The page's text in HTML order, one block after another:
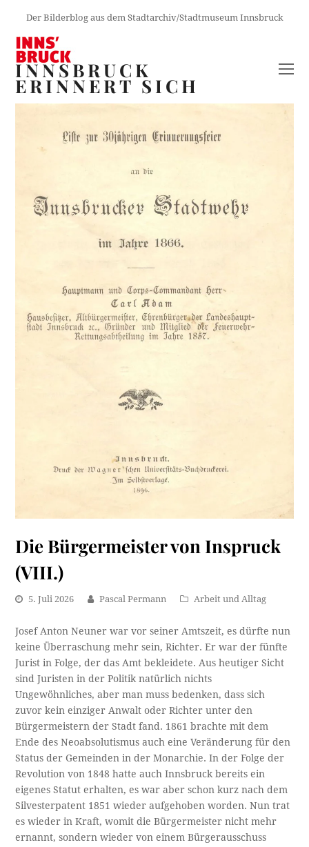
Der Bilderblog aus dem Stadtarchiv/Stadtmuseum Innsbruck
INNSBRUCK
ERINNERT SICH
Die Bürgermeister von Inspruck
(VIII.)
5. Juli 2026 Pascal Permann Arbeit und Alltag
Josef Anton Neuner war vor seiner Amtszeit, es dürfte nun
keine Überraschung mehr sein, Richter. Er war der fünfte
Jurist in Folge, der das Amt bekleidete. Aus heutiger Sicht
sind Juristen in der Politik natürlich nichts
Ungewöhnliches, aber man muss bedenken, dass sich
zuvor kein einziger Anwalt oder Richter unter den
Bürgermeistern der Stadt fand. 1861 brachte mit dem
Ende des Neoabsolutismus auch eine Veränderung für den
Status der Gemeinden in der Monarchie. In der Folge der
Revolution von 1848 hatte auch Innsbruck bereits ein
eigenes Statut erhalten, es war aber schon kurz nach dem
Silvesterpatent 1851 wieder aufgehoben worden. Nun trat
es wieder in Kraft, womit die Bürgermeister nicht mehr
ernannt, sondern wieder von einem Bürgerausschuss